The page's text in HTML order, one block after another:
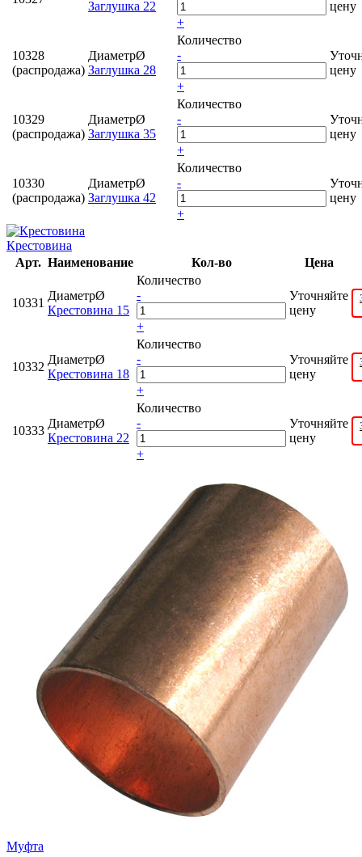
Заглушка 22
+
цену
10328
(распродажа)
ДиаметрØ
Заглушка 28
Количество
-
+
цену
10329
(распродажа)
ДиаметрØ
Заглушка 35
Количество
-
+
цену
10330
(распродажа)
ДиаметрØ
Заглушка 42
Количество
-
+
цену
Крестовина
Арт. Наименование Кол-во Цена
10331
ДиаметрØ
Крестовина 15
Количество
-
+
Уточняйте
цену
10332
ДиаметрØ
Крестовина 18
Количество
-
+
Уточняйте
цену
10333
ДиаметрØ
Крестовина 22
Количество
-
+
Уточняйте
цену
Муфта